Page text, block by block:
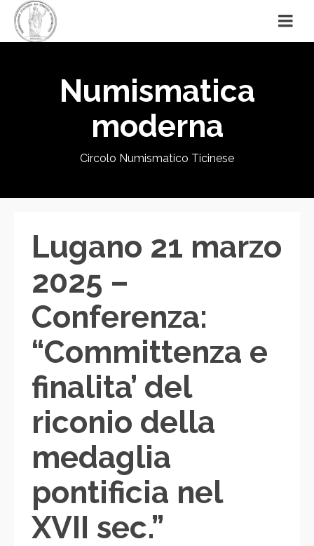
Numismatica
moderna
Circolo Numismatico Ticinese
Lugano 21 marzo
2025 –
Conferenza:
“Committenza e
finalita’ del
riconio della
medaglia
pontificia nel
XVII sec.”